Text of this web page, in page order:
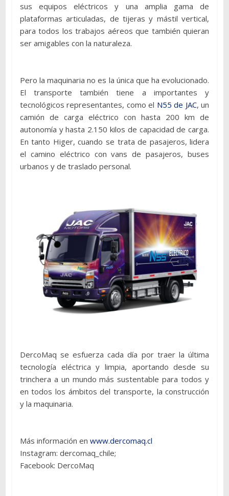
sus equipos eléctricos y una amplia gama de
plataformas articuladas, de tijeras y mástil vertical,
para todos los trabajos aéreos que también quieran
ser amigables con la naturaleza.
Pero la maquinaria no es la única que ha evolucionado.
El transporte también tiene a importantes y
tecnológicos representantes, como el N55 de JAC, un
camión de carga eléctrico con hasta 200 km de
autonomía y hasta 2.150 kilos de capacidad de carga.
En tanto Higer, cuando se trata de pasajeros, lidera
el camino eléctrico con vans de pasajeros, buses
urbanos y de traslado personal.
DercoMaq se esfuerza cada día por traer la última
tecnología eléctrica y limpia, aportando desde su
trinchera a un mundo más sustentable para todos y
en todos los ámbitos del transporte, la construcción
y la maquinaria.
Más información en www.dercomaq.cl
Instagram: dercomaq_chile;
Facebook: DercoMaq